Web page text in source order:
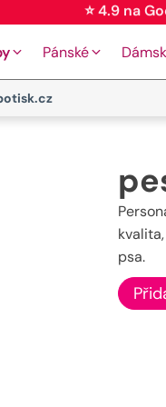
⭐ 4.9 na
Pánské
psa.